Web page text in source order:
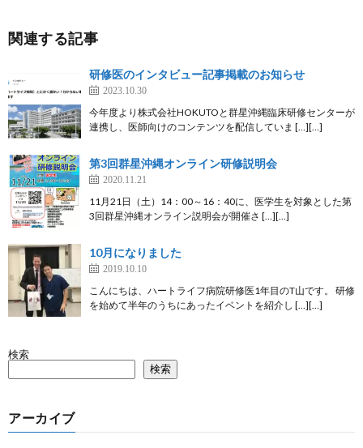
関連する記事
研修医のインタビュー記事掲載のお知らせ
2023.10.30
今年度より株式会社HOKUTOと群星沖縄臨床研修センターが
連携し、医師向けのコンテンツを配信していま […][…]
第3回群星沖縄オンライン研修説明会
2020.11.21
11月21日（土）14：00～16：40に、医学生を対象とした第
3回群星沖縄オンライン説明会が開催さ […][…]
10月になりました
2019.10.10
こんにちは、ハートライフ病院研修医1年目のT山です。 研修
を始めて半年のうちにあったイベントを紹介し […][…]
検索
検索
アーカイブ